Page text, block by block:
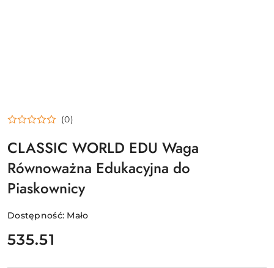
(0)
CLASSIC WORLD EDU Waga
Równoważna Edukacyjna do
Piaskownicy
Dostępność: Mało
cena:
535.51